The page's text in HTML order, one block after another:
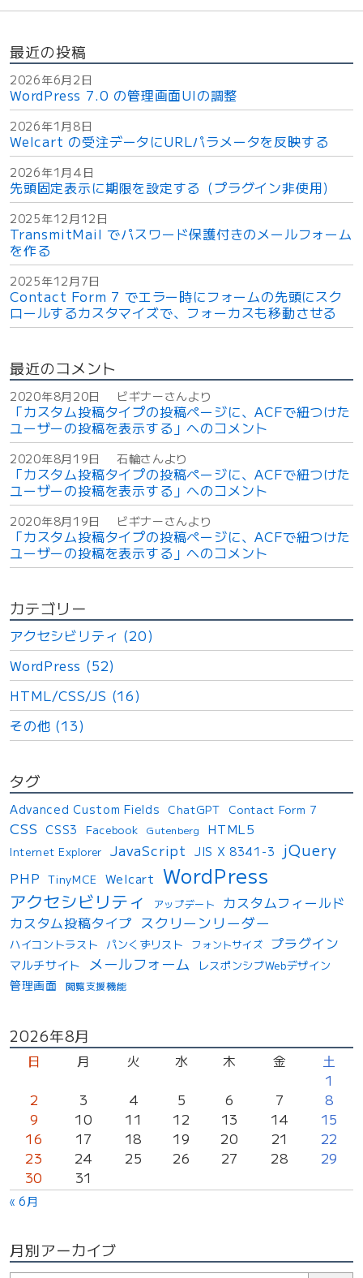
事：
最近の投稿
2026年6月2日
WordPress 7.0 の管理画面UIの調整
2026年1月8日
Welcart の受注データにURLパラメータを反映する
2026年1月4日
先頭固定表示に期限を設定する（プラグイン非使用）
2025年12月12日
TransmitMail でパスワード保護付きのメールフォーム
を作る
2025年12月7日
Contact Form 7 でエラー時にフォームの先頭にスク
ロールするカスタマイズで、フォーカスも移動させる
最近のコメント
2020年8月20日 ビギナーさんより
「カスタム投稿タイプの投稿ページに、ACFで紐つけた
ユーザーの投稿を表示する」へのコメント
2020年8月19日 石輪さんより
「カスタム投稿タイプの投稿ページに、ACFで紐つけた
ユーザーの投稿を表示する」へのコメント
2020年8月19日 ビギナーさんより
「カスタム投稿タイプの投稿ページに、ACFで紐つけた
ユーザーの投稿を表示する」へのコメント
カテゴリー
アクセシビリティ (20)
WordPress (52)
HTML/CSS/JS (16)
その他 (13)
タグ
Advanced Custom Fields ChatGPT Contact Form 7
CSS CSS3 Facebook Gutenberg HTML5
Internet Explorer JavaScript JIS X 8341-3 jQuery
PHP TinyMCE Welcart WordPress
アクセシビリティ アップデート
カスタムフィールド
カスタム投稿タイプ スクリーンリーダー
ハイコントラスト パンくずリスト フォントサイズ プラグイン
マルチサイト メールフォーム レスポンシブWebデザイン
管理画面 閲覧支援機能
投
2026年8月
日 月 火 水 木 金
土
1
2
3 4 5 6 7
8
9
10 11 12 13 14
15
16
17 18 19 20 21
22
23
24 25 26 27 28
29
30
31
« 6月
月別アーカイブ